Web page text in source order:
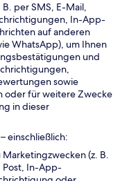
per SMS, E-Mail,
In-App-
auf anderen
WhatsApp), um Ihnen
und
sowie
oder für weitere Zwecke
in dieser
– einschließlich:
(z. B.
Post, In-App-